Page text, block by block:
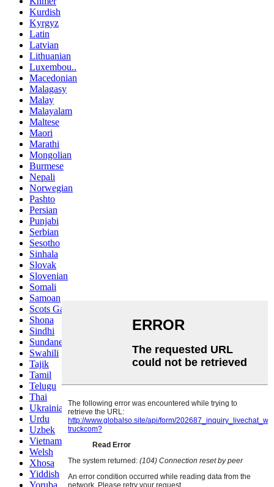
Kurdish
Kyrgyz
Latin
Latvian
Lithuanian
Luxembou..
Macedonian
Malagasy
Malay
Malayalam
Maltese
Maori
Marathi
Mongolian
Burmese
Nepali
Norwegian
Pashto
Persian
Punjabi
Serbian
Sesotho
Sinhala
Slovak
Slovenian
Somali
Samoan
Scots Gaelic
Shona
Sindhi
Sundanese
Swahili
Tajik
Tamil
Telugu
Thai
Ukrainian
Urdu
Uzbek
Vietnamese
Welsh
Xhosa
Yiddish